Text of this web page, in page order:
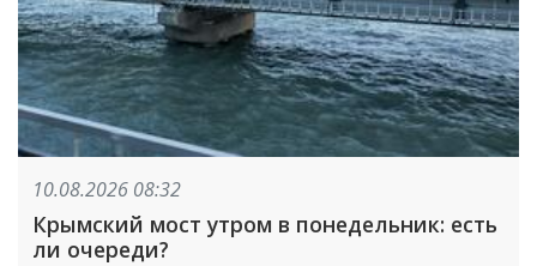
10.08.2026 08:32
Крымский мост утром в понедельник: есть
ли очереди?